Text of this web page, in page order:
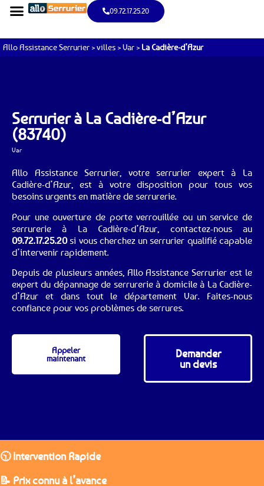
09.72.17.25.20
Allo Assistance Serrurier >villes >Var > La Cadière-d’Azur
Serrurier à La Cadière-d’Azur
(83740)
Var
Allo Assistance Serrurier, votre serrurier expert à La
Cadière-d’Azur, est à votre disposition pour tous vos
besoins urgents en matière de serrurerie.
Pour une ouverture de porte verrouillée ou un service de
serrurerie à La Cadière-d’Azur, contactez-nous au
09.72.17.25.20si vous cherchez un serrurier qualifié capable
d’intervenir rapidement.
Depuis de plusieurs années, Allo Assistance Serrurier est le
expert du dépannage de serrurerie à domicile à La Cadière-
d’Azur et dans tout le département Var. Faites-nous
confiance pour vos problèmes de serrures.
Appeler
maintenant
Demander
un devis
🕥 Intervention Rapide
📝 Prix connu à l’avance